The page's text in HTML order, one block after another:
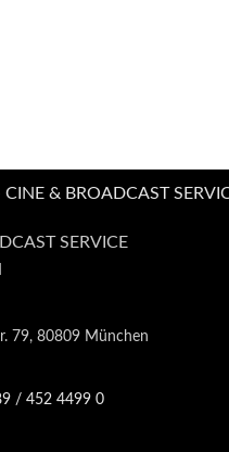
SERVICE
79, 80809 München
/ 452 4499 0